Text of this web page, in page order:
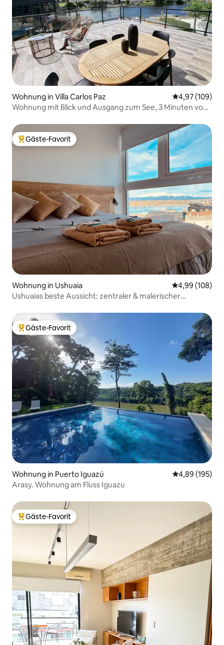
Wohnung in Villa Carlos Paz
4,97 (109)
Wohnung mit Blick und Ausgang zum See, 3 Minuten vom
Beliebter Gäste-Favorit.
Gäste-Favorit
Wohnung in Ushuaia
4,99 (108)
Ushuaias beste Aussicht: zentraler & malerischer
Beliebter Gäste-Favorit.
Gäste-Favorit
Wohnung in Puerto Iguazú
4,89 (195)
Arasy. Wohnung am Fluss Iguazu
Beliebter Gäste-Favorit.
Gäste-Favorit